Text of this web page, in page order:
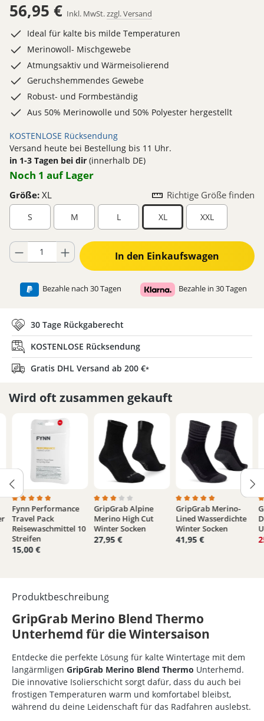
56,95 € Inkl. MwSt.zzgl. Versand
Ideal für kalte bis milde Temperaturen
Merinowoll- Mischgewebe
Atmungsaktiv und Wärmeisolierend
Geruchshemmendes Gewebe
Robust- und Formbeständig
Aus 50% Merinowolle und 50% Polyester hergestellt
KOSTENLOSE Rücksendung
Versand heute bei Bestellung bis 11 Uhr.
in 1-3 Tagen bei dir (innerhalb DE)
Noch 1 auf Lager
Größe: XL Richtige Größe finden
S M L XL XXL
Produkt Anzahl: Gib den gewünschten Wert ein oder benutze die
In den Einkaufswagen
Bezahle nach 30 Tagen Bezahle in 30 Tagen
30 Tage Rückgaberecht
KOSTENLOSE Rücksendung
Gratis DHL Versand ab 200 €*
Wird oft zusammen gekauft
5 Sternenvon 3.9 von 5 Sternen
Durchschnittliche Bewertung von 5 von 5 Sternen
Fynn Performance
Travel Pack
Reisewaschmittel 10
Streifen
15,00 €
Durchschnittliche Bewertung von 3 von 5
GripGrab Alpine
Merino High Cut
Winter Socken
27,95 €
Durchschnittliche
GripGrab Merino-
Lined Wasserdichte
Winter Socken
41,95 €
Produktbeschreibung
GripGrab Merino Blend Thermo
Unterhemd für die Wintersaison
Entdecke die perfekte Lösung für kalte Wintertage mit dem
langärmligen GripGrab Merino Blend Thermo Unterhemd.
Die innovative Isolierschicht sorgt dafür, dass du auch bei
frostigen Temperaturen warm und komfortabel bleibst,
während du deine Leidenschaft für das Radfahren auslebst.